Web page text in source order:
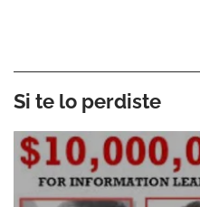
Si te lo perdiste